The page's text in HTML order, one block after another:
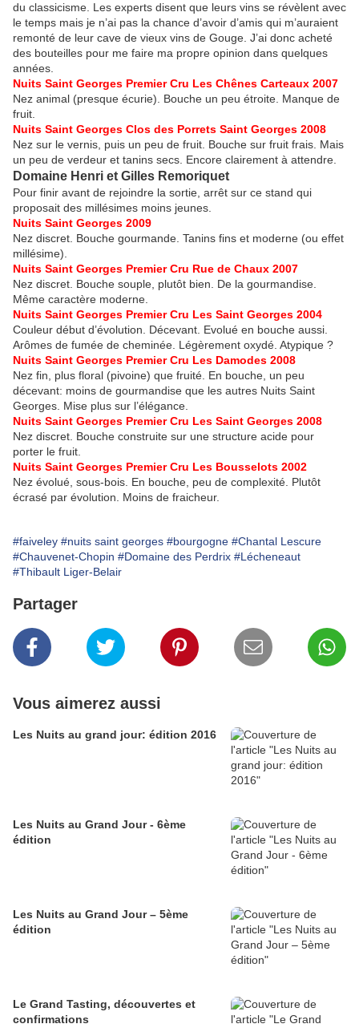
du classicisme. Les experts disent que leurs vins se révèlent avec
le temps mais je n’ai pas la chance d’avoir d’amis qui m’auraient
remonté de leur cave de vieux vins de Gouge. J’ai donc acheté
des bouteilles pour me faire ma propre opinion dans quelques
années.
Nuits Saint Georges Premier Cru Les Chênes Carteaux 2007
Nez animal (presque écurie). Bouche un peu étroite. Manque de
fruit.
Nuits Saint Georges Clos des Porrets Saint Georges 2008
Nez sur le vernis, puis un peu de fruit. Bouche sur fruit frais. Mais
un peu de verdeur et tanins secs. Encore clairement à attendre.
Domaine Henri et Gilles Remoriquet
Pour finir avant de rejoindre la sortie, arrêt sur ce stand qui
proposait des millésimes moins jeunes.
Nuits Saint Georges 2009
Nez discret. Bouche gourmande. Tanins fins et moderne (ou effet
millésime).
Nuits Saint Georges Premier Cru Rue de Chaux 2007
Nez discret. Bouche souple, plutôt bien. De la gourmandise.
Même caractère moderne.
Nuits Saint Georges Premier Cru Les Saint Georges 2004
Couleur début d’évolution. Décevant. Evolué en bouche aussi.
Arômes de fumée de cheminée. Légèrement oxydé. Atypique ?
Nuits Saint Georges Premier Cru Les Damodes 2008
Nez fin, plus floral (pivoine) que fruité. En bouche, un peu
décevant: moins de gourmandise que les autres Nuits Saint
Georges. Mise plus sur l’élégance.
Nuits Saint Georges Premier Cru Les Saint Georges 2008
Nez discret. Bouche construite sur une structure acide pour
porter le fruit.
Nuits Saint Georges Premier Cru Les Bousselots 2002
Nez évolué, sous-bois. En bouche, peu de complexité. Plutôt
écrasé par évolution. Moins de fraicheur.
#faiveley #nuits saint georges #bourgogne #Chantal Lescure
#Chauvenet-Chopin #Domaine des Perdrix #Lécheneaut
#Thibault Liger-Belair
Partager
Vous aimerez aussi
Les Nuits au grand jour: édition 2016
Les Nuits au Grand Jour - 6ème
édition
Les Nuits au Grand Jour – 5ème
édition
Le Grand Tasting, découvertes et
confirmations